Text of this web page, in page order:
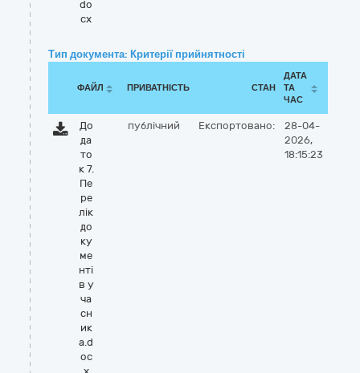
do
cx
Тип документа: Критерії прийнятності
ФАЙЛ ПРИВАТНІСТЬ СТАН
ДАТА
ТА
ЧАС
До
да
то
к 7.
Пе
ре
лік
до
ку
ме
нті
в у
ча
сн
ик
а.d
oc
публічний Експортовано:
28-04-
2026,
18:15:23